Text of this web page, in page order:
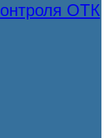
ОТК